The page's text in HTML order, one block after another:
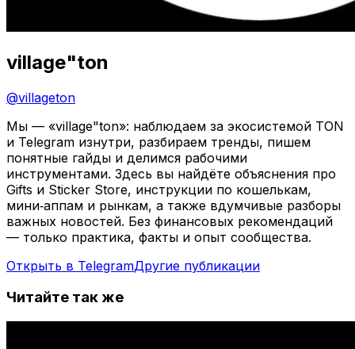
village"ton
@villageton
Мы — «village"ton»: наблюдаем за экосистемой TON
и Telegram изнутри, разбираем тренды, пишем
понятные гайды и делимся рабочими
инструментами. Здесь вы найдёте объяснения про
Gifts и Sticker Store, инструкции по кошелькам,
мини‑аппам и рынкам, а также вдумчивые разборы
важных новостей. Без финансовых рекомендаций
— только практика, факты и опыт сообщества.
Открыть в TelegramДругие публикации
Читайте так же